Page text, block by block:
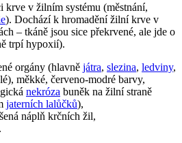
krve v žilním systému (městnání,
). Dochází k hromadění žilní krve v
– tkáně jsou sice překrvené, ale jde o
trpí hypoxií).
orgány (hlavně játra, slezina, ledviny,
měkké, červeno-modré barvy,
nekróza buněk na žilní straně
jaterních lalůčků),
náplň krčních žil,